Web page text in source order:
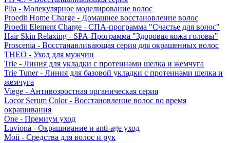
Plia - Молекулярное моделирование волос
Proedit Home Charge - Домашнее восстановление волос
Proedit Element Charge - СПА-программа "Счастье для волос"
Hair Skin Relaxing - SPA-Программа "Здоровая кожа головы"
Proscenia - Восстанавливающая серия для окрашенных волос
THEO - Уход для мужчин
Trie - Линия для укладки с протеинами шелка и жемчуга
Trie Tuner - Линия для базовой укладки с протеинами шелка и
жемчуга
Viege - Антивозростная органическая серия
Locor Serum Color - Восстановление волос во время
окрашивания
One - Премиум уход
Luviona - Окрашивание и anti-age уход
Moii - Средства для волос и рук